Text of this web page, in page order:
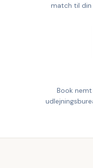
match til din
Book